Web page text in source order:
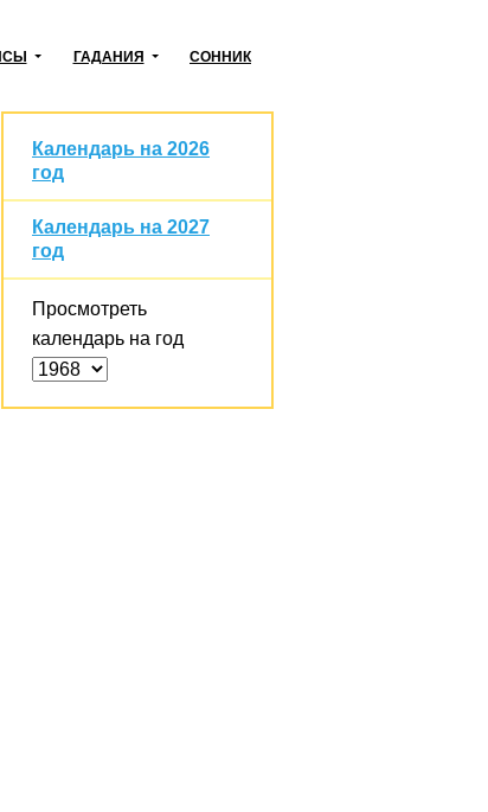
ГАДАНИЯ СОННИК
Календарь на 2026
год
Календарь на 2027
год
Просмотреть
календарь на год